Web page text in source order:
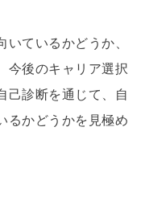
ているかどうか、
今後のキャリア選択
己診断を通じて、自
るかどうかを見極め